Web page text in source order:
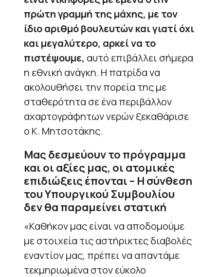
πρώτη γραμμή της μάχης, με τον
ίδιο αριθμό βουλευτών και γιατί όχι
και μεγαλύτερο, αρκεί να το
πιστέψουμε, αυτό επιβάλλει σήμερα
η εθνική ανάγκη. Η πατρίδα να
ακολουθήσει την πορεία της με
σταθερότητα σε ένα περιβάλλον
αχαρτογράφητων νερών ξεκαθάρισε
ο Κ. Μητσοτάκης.
Μας δεσμεύουν το πρόγραμμα
και οι αξίες μας, οι ατομικές
επιδιώξεις έπονται – Η σύνθεση
του Υπουργικού Συμβουλίου
δεν θα παραμείνει στατική
«Καθήκον μας είναι να αποδομούμε
με στοιχεία τις αστήρικτες διαβολές
εναντίον μας, πρέπει να απαντάμε
τεκμηριωμένα στον εύκολο